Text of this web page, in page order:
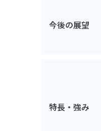
今後の展望
特長・強み